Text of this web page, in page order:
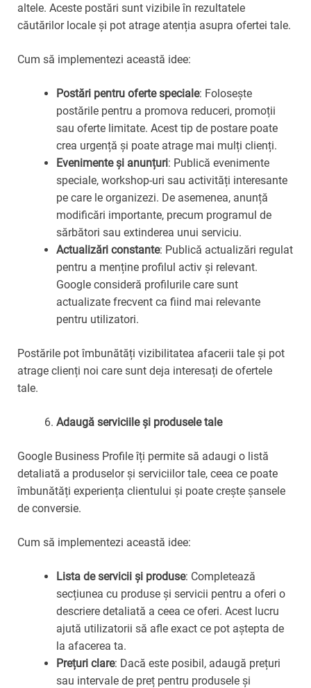
altele. Aceste postări sunt vizibile în rezultatele
căutărilor locale și pot atrage atenția asupra ofertei tale.
Cum să implementezi această idee:
Postări pentru oferte speciale: Folosește
postările pentru a promova reduceri, promoții
sau oferte limitate. Acest tip de postare poate
crea urgență și poate atrage mai mulți clienți.
Evenimente și anunțuri: Publică evenimente
speciale, workshop-uri sau activități interesante
pe care le organizezi. De asemenea, anunță
modificări importante, precum programul de
sărbători sau extinderea unui serviciu.
Actualizări constante: Publică actualizări regulat
pentru a menține profilul activ și relevant.
Google consideră profilurile care sunt
actualizate frecvent ca fiind mai relevante
pentru utilizatori.
Postările pot îmbunătăți vizibilitatea afacerii tale și pot
atrage clienți noi care sunt deja interesați de ofertele
tale.
Adaugă serviciile și produsele tale
Google Business Profile îți permite să adaugi o listă
detaliată a produselor și serviciilor tale, ceea ce poate
îmbunătăți experiența clientului și poate crește șansele
de conversie.
Cum să implementezi această idee:
Lista de servicii și produse: Completează
secțiunea cu produse și servicii pentru a oferi o
descriere detaliată a ceea ce oferi. Acest lucru
ajută utilizatorii să afle exact ce pot aștepta de
la afacerea ta.
Prețuri clare: Dacă este posibil, adaugă prețuri
sau intervale de preț pentru produsele și